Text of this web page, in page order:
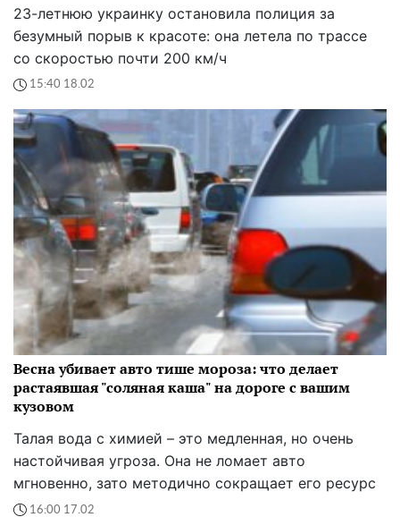
23-летнюю украинку остановила полиция за
безумный порыв к красоте: она летела по трассе
со скоростью почти 200 км/ч
15:40 18.02
Весна убивает авто тише мороза: что делает
растаявшая "соляная каша" на дороге с вашим
кузовом
Талая вода с химией – это медленная, но очень
настойчивая угроза. Она не ломает авто
мгновенно, зато методично сокращает его ресурс
16:00 17.02